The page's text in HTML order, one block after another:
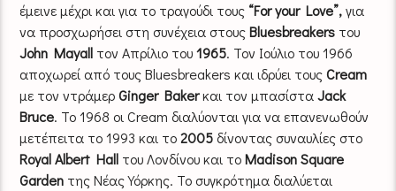
έμεινε μέχρι και για το τραγούδι τους “For your Love”,για
να προσχωρήσει στη συνέχεια στουςBluesbreakers του
John Mayall τον Απρίλιο του1965. Τον Ιούλιο του 1966
αποχωρεί από τους Bluesbreakers και ιδρύει τουςCream
με τον ντράμερGinger Bakerκαι τον μπασίσταJack
Bruce. Το 1968 οι Cream διαλύονται για να επανενωθούν
μετέπειτα το 1993 και το2005 δίνοντας συναυλίες στο
Royal Albert Hall του Λονδίνου και τοMadison Square
Garden της Νέας Υόρκης. Το συγκρότημα διαλύεται